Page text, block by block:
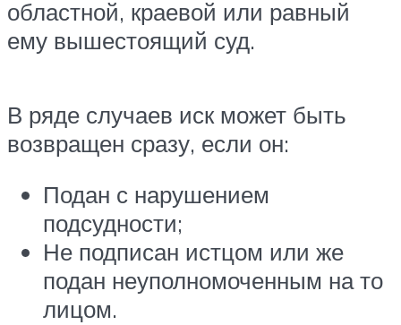
областной, краевой или равный
ему вышестоящий суд.
В ряде случаев иск может быть
возвращен сразу, если он:
Подан с нарушением
подсудности;
Не подписан истцом или же
подан неуполномоченным на то
лицом.